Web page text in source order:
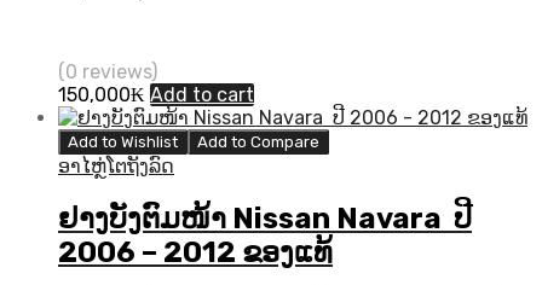
(0 reviews)
150,000₭ Add to cart
Add to Wishlist Add to Compare
ອາໄຫຼ່ໂຕຖັງລົດ
ຢາງບັງຕົມໜ້າ Nissan Navara ປີ
2006 – 2012 ຂອງແທ້